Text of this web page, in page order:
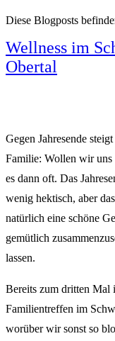
Diese Blogposts
Wellness im
Obertal
Gegen Jahresende
Familie: Wollen wir uns
es dann oft. Das
wenig hektisch, aber
natürlich eine schöne
gemütlich
lassen.
Bereits zum dritten Mal
Familientreffen im
worüber wir sonst so